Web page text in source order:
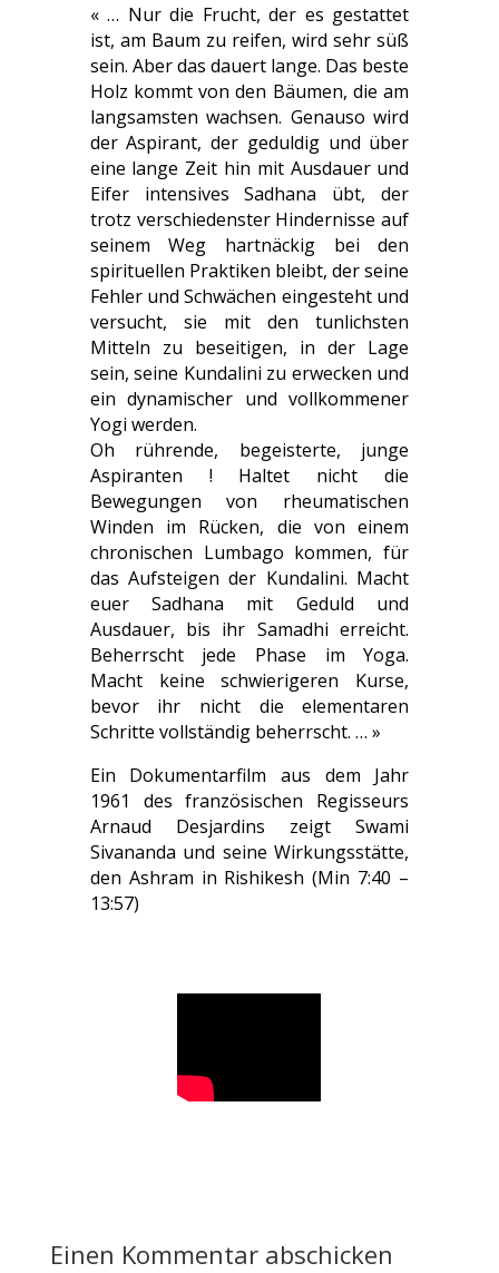
« … Nur die Frucht, der es gestattet
ist, am Baum zu reifen, wird sehr süß
sein. Aber das dauert lange. Das beste
Holz kommt von den Bäumen, die am
langsamsten wachsen. Genauso wird
der Aspirant, der geduldig und über
eine lange Zeit hin mit Ausdauer und
Eifer intensives Sadhana übt, der
trotz verschiedenster Hindernisse auf
seinem Weg hartnäckig bei den
spirituellen Praktiken bleibt, der seine
Fehler und Schwächen eingesteht und
versucht, sie mit den tunlichsten
Mitteln zu beseitigen, in der Lage
sein, seine Kundalini zu erwecken und
ein dynamischer und vollkommener
Yogi werden.
Oh rührende, begeisterte, junge
Aspiranten ! Haltet nicht die
Bewegungen von rheumatischen
Winden im Rücken, die von einem
chronischen Lumbago kommen, für
das Aufsteigen der Kundalini. Macht
euer Sadhana mit Geduld und
Ausdauer, bis ihr Samadhi erreicht.
Beherrscht jede Phase im Yoga.
Macht keine schwierigeren Kurse,
bevor ihr nicht die elementaren
Schritte vollständig beherrscht. … »
Ein Dokumentarfilm aus dem Jahr
1961 des französischen Regisseurs
Arnaud Desjardins zeigt Swami
Sivananda und seine Wirkungsstätte,
den Ashram in Rishikesh (Min 7:40 –
13:57)
Einen Kommentar abschicken